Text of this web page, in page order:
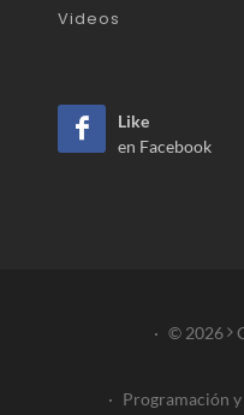
Videos
Like
en Facebook
· © 2026
· Programación